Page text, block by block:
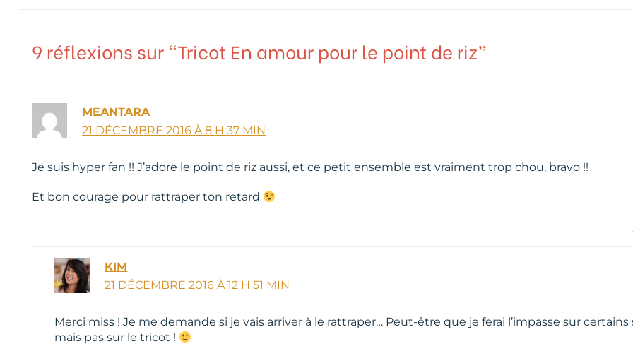
9 réflexions sur “Tricot En amour pour le point de riz”
MEANTARA
21 DÉCEMBRE 2016 À 8 H 37 MIN
Je suis hyper fan !! J’adore le point de riz aussi, et ce petit ensemble est vraiment trop chou, bravo !!
Et bon courage pour rattraper ton retard
KIM
21 DÉCEMBRE 2016 À 12 H 51 MIN
Merci miss ! Je me demande si je vais arriver à le rattraper… Peut-être que je ferai l’impasse sur certains
mais pas sur le tricot !